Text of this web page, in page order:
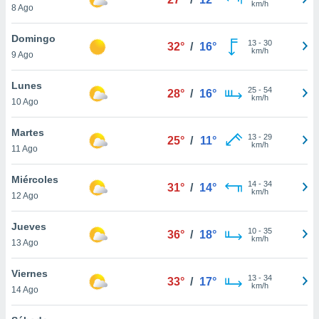
más
nuestra
y
disponible
cookies
aceptar
8 Ago
km/h
Domingo
9 Ago
32° / 16° 13- 30
km/h
Lunes
10 Ago
28° / 16° 25- 54
km/h
Martes
11 Ago
25° / 11° 13- 29
km/h
Miércoles
12 Ago
31° / 14° 14- 34
km/h
Jueves
13 Ago
36° / 18° 10- 35
km/h
Viernes
14 Ago
33° / 17° 13- 34
km/h